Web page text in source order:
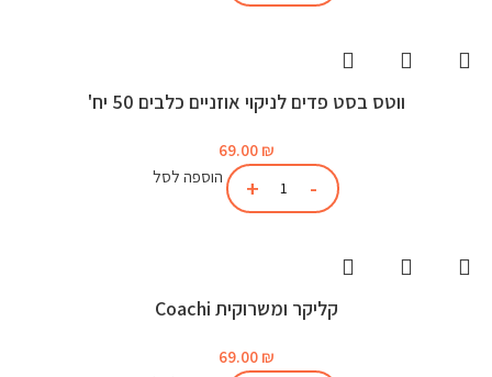
ווטס בסט פדים לניקוי אוזניים כלבים 50 יח'
69.00 ₪
הוספה לסל
קליקר ומשרוקית Coachi
69.00 ₪